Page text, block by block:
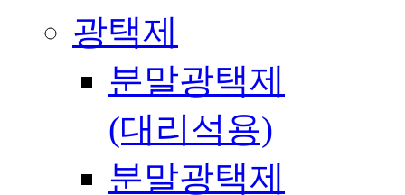
광택제
분말광택제
(대리석용)
분말광택제